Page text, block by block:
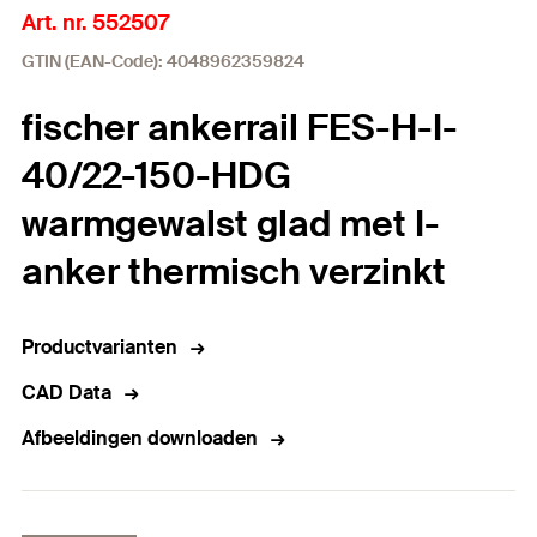
Art. nr. 552507
GTIN (EAN-Code): 4048962359824
fischer ankerrail FES-H-I-
40/22-150-HDG
warmgewalst glad met I-
anker thermisch verzinkt
Productvarianten
CAD Data
Afbeeldingen downloaden